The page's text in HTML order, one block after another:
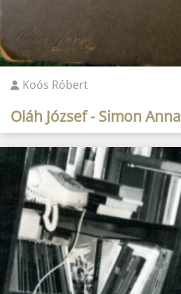
Koós Róbert
Oláh József - Simon Anna